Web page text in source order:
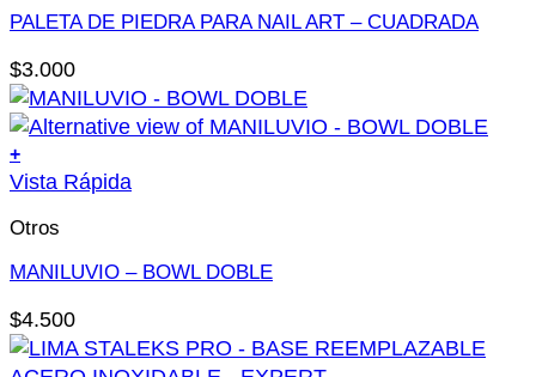
variantes.
opciones
se
pueden
elegir
en
la
de
PALETA DE PIEDRA PARA NAIL ART – CUADRADA
$3.000
+
Vista Rápida
Otros
MANILUVIO – BOWL DOBLE
$4.500